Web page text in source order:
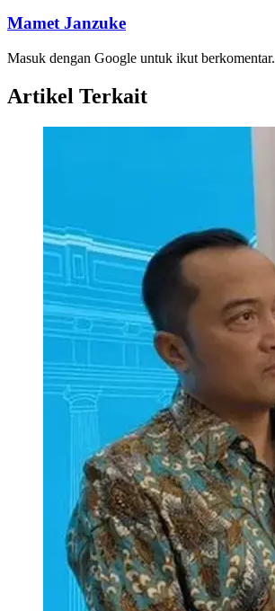
Mamet Janzuke
Masuk dengan Google untuk ikut berkomentar.
Artikel Terkait